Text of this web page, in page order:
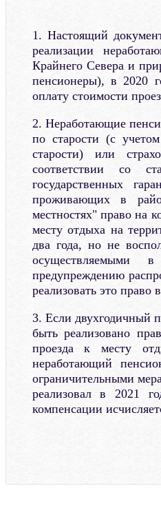
1. Настоящий
реализации
Крайнего Севера и
пенсионеры), в 2020
оплату стоимости
2. Неработающие
по старости (с
старости) или
соответствии со
государственных
проживающих в
местностях" право на
месту отдыха на
два года, но не
осуществляемыми
предупреждению
реализовать это право
3. Если двухгодичный
быть реализовано
проезда к месту
неработающий
ограничительными
реализовал в 2021
компенсации